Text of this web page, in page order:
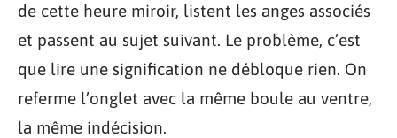
de cette heure miroir, listent les anges associés
et passent au sujet suivant. Le problème, c’est
que lire une signification ne débloque rien. On
referme l’onglet avec la même boule au ventre,
la même indécision.